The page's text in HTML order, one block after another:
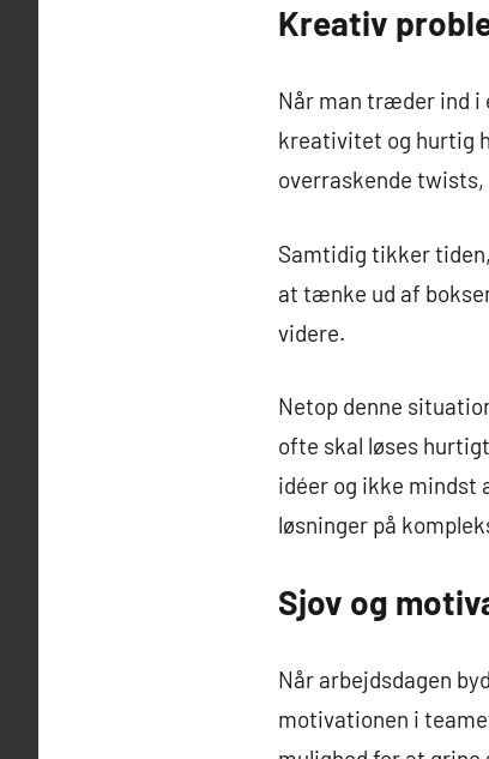
Kreativ
Når man træder ind i
kreativitet og hurtig
overraskende
Samtidig tikker
at tænke ud af
videre.
Netop denne
ofte skal løses
idéer og ikke mindst
løsninger på
Sjov og
Når arbejdsdagen
motivationen i